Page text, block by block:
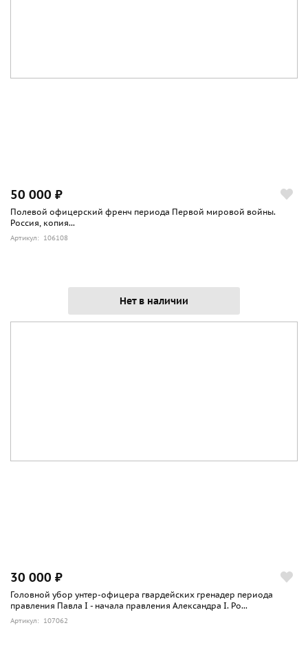
50 000 ₽
Полевой офицерский френч периода Первой мировой войны.
Россия, копия...
Артикул: 106108
Нет в наличии
30 000 ₽
Головной убор унтер-офицера гвардейских гренадер периода
правления Павла I - начала правления Александра I. Ро...
Артикул: 107062